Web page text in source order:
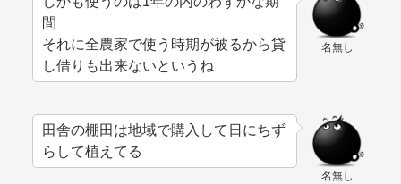
名無し
間
それに全農家で使う時期が被るから貸
し借りも出来ないというね
名無し
田舎の棚田は地域で購入して日にちず
らして植えてる